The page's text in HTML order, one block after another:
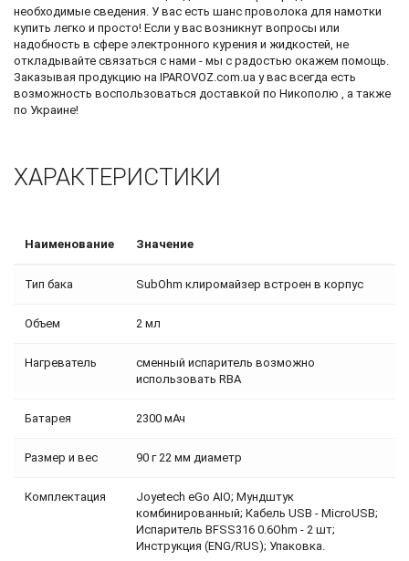
необходимые сведения. У вас есть шанс проволока для намотки
купить легко и просто! Если у вас возникнут вопросы или
надобность в сфере электронного курения и жидкостей, не
откладывайте связаться с нами - мы с радостью окажем помощь.
Заказывая продукцию на IPAROVOZ.com.ua у вас всегда есть
возможность воспользоваться доставкой по Никополю , а также
по Украине!
ХАРАКТЕРИСТИКИ
Наименование Значение
Тип бака SubOhm клиромайзер встроен в корпус
Объем 2 мл
Нагреватель
сменный испаритель возможно
использовать RBA
Батарея 2300 мАч
Размер и вес 90 г 22 мм диаметр
Комплектация
Joyetech eGo AIO; Мундштук
комбинированный; Кабель USB - MicroUSB;
Испаритель BFSS316 0.6Ohm - 2 шт;
Инструкция (ENG/RUS); Упаковка.